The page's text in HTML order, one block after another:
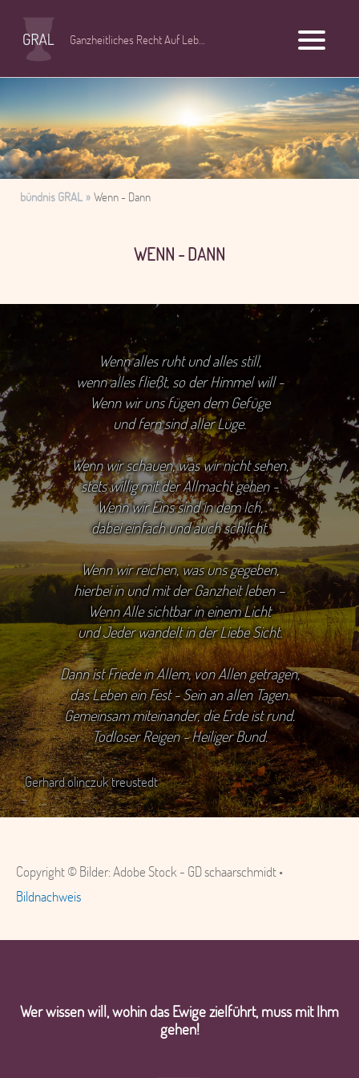
Ganzheitliches Recht Auf Leben
bündnis GRAL Wenn - Dann
WENN - DANN
Wenn alles ruht und alles still,
wenn alles fließt, so der Himmel will -
Wenn wir uns fügen dem Gefüge
und fern sind aller Lüge.
Wenn wir schauen, was wir nicht sehen,
stets willig mit der Allmacht gehen -
Wenn wir Eins sind in dem Ich,
dabei einfach und auch schlicht.
Wenn wir reichen, was uns gegeben,
hierbei in und mit der Ganzheit leben –
Wenn Alle sichtbar in einem Licht
und Jeder wandelt in der Liebe Sicht.
Dann ist Friede in Allem, von Allen getragen,
das Leben ein Fest - Sein an allen Tagen.
Gemeinsam miteinander, die Erde ist rund.
Todloser Reigen - Heiliger Bund.
Gerhard olinczuk treustedt
Copyright © Bilder: Adobe Stock - GD schaarschmidt •
Bildnachweis
Wer wissen will, wohin das Ewige zielführt, muss mit Ihm
gehen!